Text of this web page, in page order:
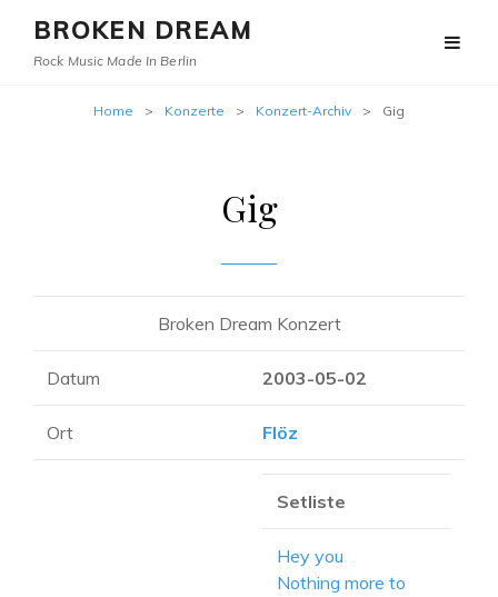
BROKEN DREAM
Rock Music Made In Berlin
Home > Konzerte > Konzert-Archiv > Gig
Gig
Broken Dream Konzert
Datum 2003-05-02
Ort Flöz
Setliste
Hey you
Nothing more to